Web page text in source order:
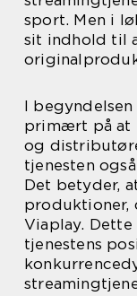
sport. Men i
sit indhold til
I
primært på at
og
tjenesten
Det betyder,
produktioner,
Viaplay.
tjenestens